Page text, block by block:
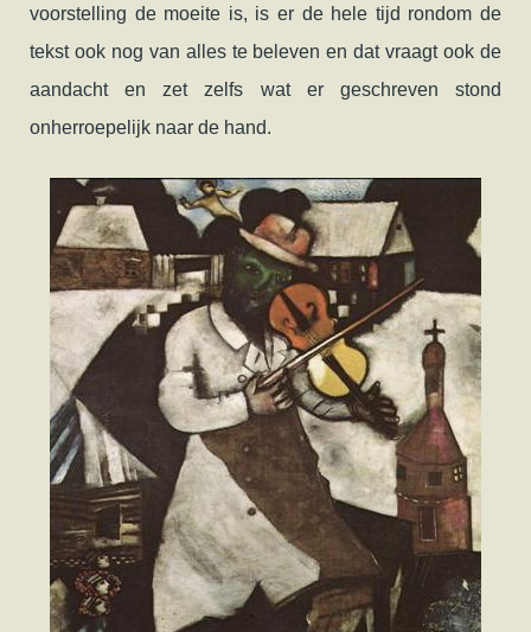
voorstelling de moeite is, is er de hele tijd rondom de
tekst ook nog van alles te beleven en dat vraagt ook de
aandacht en zet zelfs wat er geschreven stond
onherroepelijk naar de hand.